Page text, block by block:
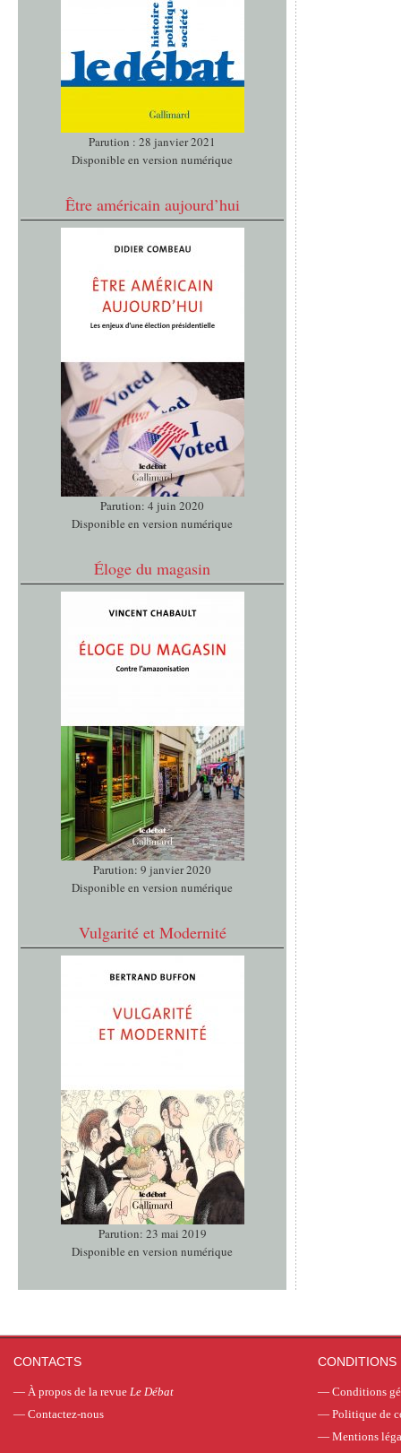
Parution : 28 janvier 2021
Disponible en version numérique
Être américain aujourd’hui
Parution: 4 juin 2020
Disponible en version numérique
Éloge du magasin
Parution: 9 janvier 2020
Disponible en version numérique
Vulgarité et Modernité
Parution: 23 mai 2019
Disponible en version numérique
CONTACTS
— À propos de la revue Le Débat
— Contactez-nous
CONDITIONS
— Conditions
— Politique de
— Mentions